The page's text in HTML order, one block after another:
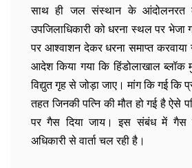
साथ ही जल संस्थान के आंदोलनरत
उपजिलाधिकारी को धरना स्थल पर भेजा
पर आश्वाशन देकर धरना समाप्त करवाया
आदेश किया गया कि हिंडोलाखाल ब्लॉक
विद्युत गृह से जोड़ा जाए। मांग कि गई कि
तहत जिनकी पत्नि की मौत हो गई है ऐसे
पर गैस दिया जाय। इस संबंध में गैस
अधिकारी से वार्ता चल रही है।